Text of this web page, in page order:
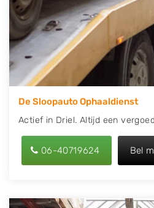
Chevrolet, Citroën, Dacia, Fiat,
Kia, Mazda, Mercedes Benz,
Peugeot, Porsche, Renault,
Toyota, Volkswagen en Volvo.
De Sloopauto Ophaaldienst
Actief in Driel. Altijd een
06-40719624 Bel